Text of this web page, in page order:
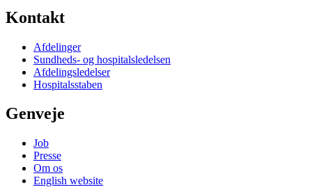
Kontakt
Afdelinger
Sundheds- og hospitalsledelsen
Afdelingsledelser
Hospitalsstaben
Genveje
Job
Presse
Om os
English website